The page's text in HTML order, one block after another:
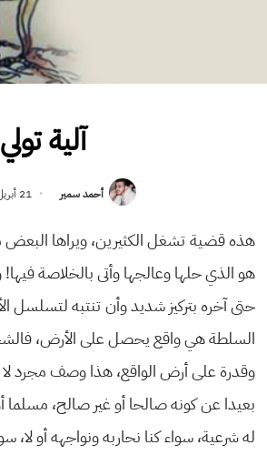
آلية
أحمد سمير 21 أبريل، 2015
هذه قضیة تشغل الكثیرین، ویراها البعض
هو الذي حلها وعالجها وأتى بالخلاصة
حتى آخره بتركیز شدید وأن تنتبه لتسلسل
السلطة هي واقع یحصل على الأرض،
وقدرة على أرض الواقع، هذا وصف مجرد
بعیدا عن كونه صالحا أو غیر صالح، مسلما
له شرعیة، سواء كنا نحاربه ونواجهه أو لا،